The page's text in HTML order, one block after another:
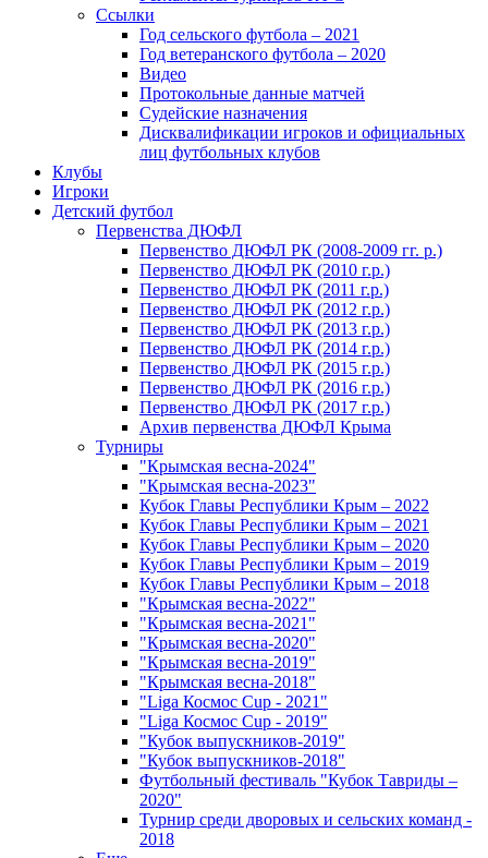
Ссылки
Год сельского футбола – 2021
Год ветеранского футбола – 2020
Видео
Протокольные данные матчей
Судейские назначения
Дисквалификации игроков и официальных
лиц футбольных клубов
Клубы
Игроки
Детский футбол
Первенства ДЮФЛ
Первенство ДЮФЛ РК (2008-2009 гг. р.)
Первенство ДЮФЛ РК (2010 г.р.)
Первенство ДЮФЛ РК (2011 г.р.)
Первенство ДЮФЛ РК (2012 г.р.)
Первенство ДЮФЛ РК (2013 г.р.)
Первенство ДЮФЛ РК (2014 г.р.)
Первенство ДЮФЛ РК (2015 г.р.)
Первенство ДЮФЛ РК (2016 г.р.)
Первенство ДЮФЛ РК (2017 г.р.)
Архив первенства ДЮФЛ Крыма
Турниры
"Крымская весна-2024"
"Крымская весна-2023"
Кубок Главы Республики Крым – 2022
Кубок Главы Республики Крым – 2021
Кубок Главы Республики Крым – 2020
Кубок Главы Республики Крым – 2019
Кубок Главы Республики Крым – 2018
"Крымская весна-2022"
"Крымская весна-2021"
"Крымская весна-2020"
"Крымская весна-2019"
"Крымская весна-2018"
"Liga Космос Cup - 2021"
"Liga Космос Cup - 2019"
"Кубок выпускников-2019"
"Кубок выпускников-2018"
Футбольный фестиваль "Кубок Тавриды –
2020"
Турнир среди дворовых и сельских команд -
2018